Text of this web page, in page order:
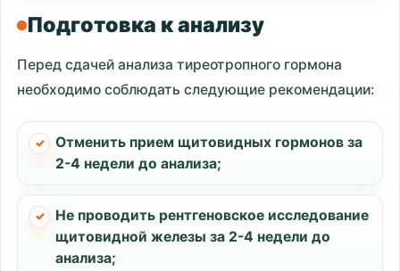
Подготовка к анализу
Перед сдачей анализа тиреотропного гормона
необходимо соблюдать следующие рекомендации:
Отменить прием щитовидных гормонов за
2-4 недели до анализа;
Не проводить рентгеновское исследование
щитовидной железы за 2-4 недели до
анализа;